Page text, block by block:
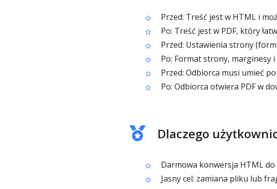
Przed: Treść jest w HTML i
Po: Treść jest w PDF, który
Przed: Ustawienia strony
Po: Format strony, marginesy
Przed: Odbiorca musi umieć
Po: Odbiorca otwiera PDF w
Dlaczego
Darmowa konwersja HTML do
Jasny cel: zamiana pliku lub